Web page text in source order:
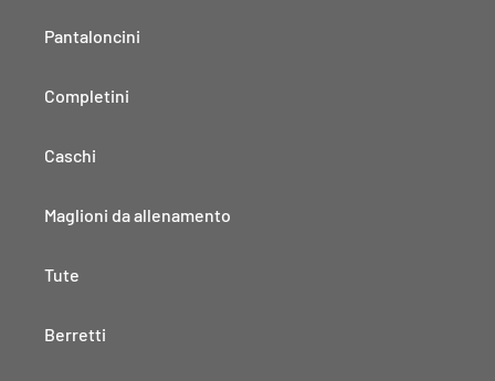
Pantaloncini
Completini
Caschi
Maglioni da allenamento
Tute
Berretti